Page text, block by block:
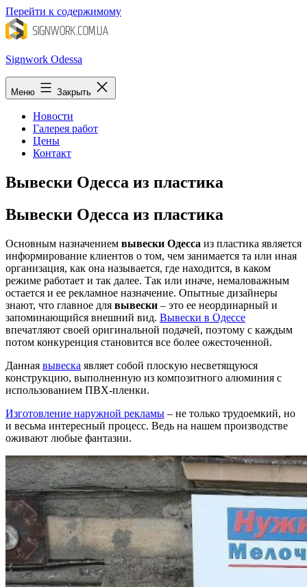
Перейти к содержимому
Signwork Odessa
Меню Закрыть
Новости
Галерея работ
Цены
Контакт
Вывески Одесса из пластика
Вывески Одесса из пластика
Основным назначением вывески Одесса из пластика является
информирование клиентов о том, чем занимается та или иная
организация, как она называется, где находится, в каком
режиме работает и так далее. Так или иначе, немаловажным
остается и ее рекламное назначение. Опытные дизайнеры
знают, что главное для вывески – это ее неординарный и
запоминающийся внешний вид. Вывески в Одессе
впечатляют своей оригинальной подачей, поэтому с каждым
потом конкуренция становится все более ожесточенной.
Данная вывеска являет собой плоскую несветящуюся
конструкцию, выполненную из композитного алюминия с
использованием ПВХ-пленки.
Изготовление наружной рекламы – не только трудоемкий, но
и весьма интересный процесс. Ведь на нашем производстве
оживают любые фантазии.